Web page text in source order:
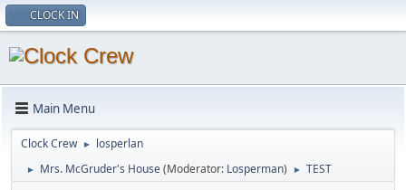
CLOCK IN
Main Menu
Clock Crew ► losperlan
► Mrs. McGruder's House(Moderator: Losperman) ► TEST